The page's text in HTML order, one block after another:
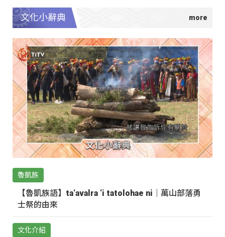
文化小辭典
魯凱族
【魯凱族語】ta‘avalra ‘i tatolohae ni｜萬山部落勇
士祭的由來
文化介紹